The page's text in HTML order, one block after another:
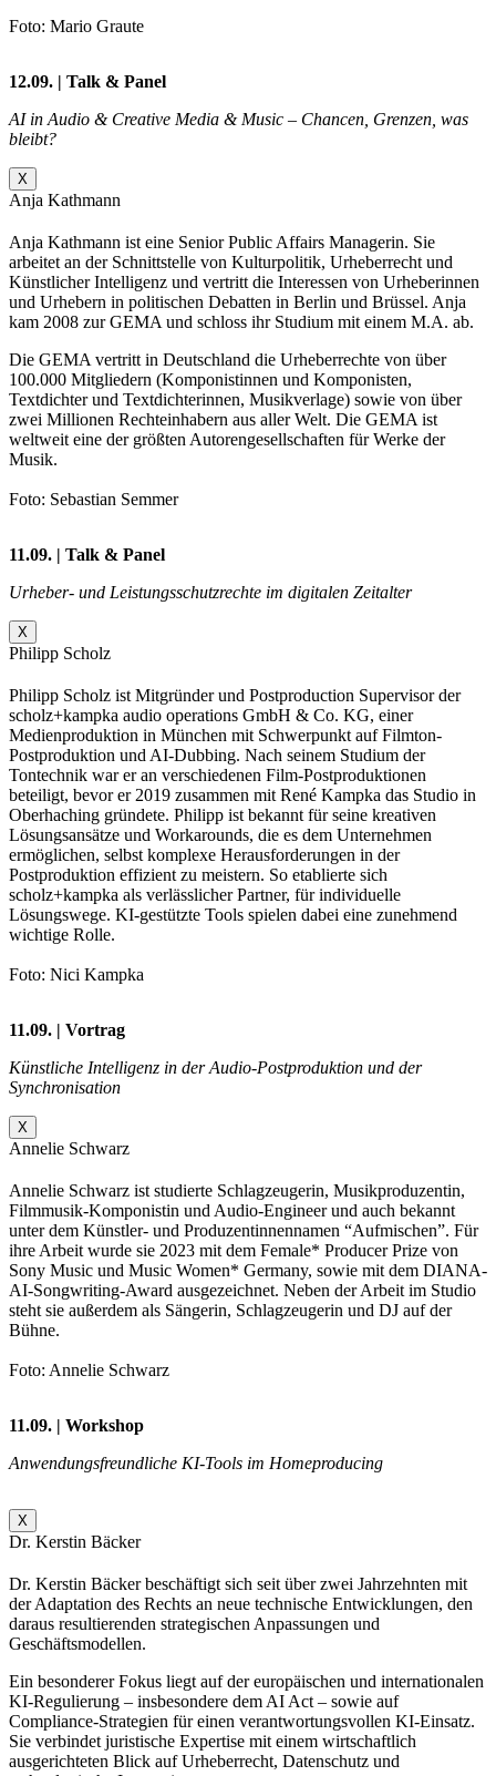
Foto: Mario Graute
12.09. | Talk & Panel
AI in Audio & Creative Media & Music – Chancen, Grenzen, was
bleibt?
X
Anja Kathmann
Anja Kathmann ist eine Senior Public Affairs Managerin. Sie
arbeitet an der Schnittstelle von Kulturpolitik, Urheberrecht und
Künstlicher Intelligenz und vertritt die Interessen von Urheberinnen
und Urhebern in politischen Debatten in Berlin und Brüssel. Anja
kam 2008 zur GEMA und schloss ihr Studium mit einem M.A. ab.
Die GEMA vertritt in Deutschland die Urheberrechte von über
100.000 Mitgliedern (Komponistinnen und Komponisten,
Textdichter und Textdichterinnen, Musikverlage) sowie von über
zwei Millionen Rechteinhabern aus aller Welt. Die GEMA ist
weltweit eine der größten Autorengesellschaften für Werke der
Musik.
Foto: Sebastian Semmer
11.09. | Talk & Panel
Urheber- und Leistungsschutzrechte im digitalen Zeitalter
X
Philipp Scholz
Philipp Scholz ist Mitgründer und Postproduction Supervisor der
scholz+kampka audio operations GmbH & Co. KG, einer
Medienproduktion in München mit Schwerpunkt auf Filmton-
Postproduktion und AI-Dubbing. Nach seinem Studium der
Tontechnik war er an verschiedenen Film-Postproduktionen
beteiligt, bevor er 2019 zusammen mit René Kampka das Studio in
Oberhaching gründete. Philipp ist bekannt für seine kreativen
Lösungsansätze und Workarounds, die es dem Unternehmen
ermöglichen, selbst komplexe Herausforderungen in der
Postproduktion effizient zu meistern. So etablierte sich
scholz+kampka als verlässlicher Partner, für individuelle
Lösungswege. KI-gestützte Tools spielen dabei eine zunehmend
wichtige Rolle.
Foto: Nici Kampka
11.09. | Vortrag
Künstliche Intelligenz in der Audio-Postproduktion und der
Synchronisation
X
Annelie Schwarz
Annelie Schwarz ist studierte Schlagzeugerin, Musikproduzentin,
Filmmusik-Komponistin und Audio-Engineer und auch bekannt
unter dem Künstler- und Produzentinnennamen “Aufmischen”. Für
ihre Arbeit wurde sie 2023 mit dem Female* Producer Prize von
Sony Music und Music Women* Germany, sowie mit dem DIANA-
AI-Songwriting-Award ausgezeichnet. Neben der Arbeit im Studio
steht sie außerdem als Sängerin, Schlagzeugerin und DJ auf der
Bühne.
Foto: Annelie Schwarz
11.09. | Workshop
Anwendungsfreundliche KI-Tools im Homeproducing
X
Dr. Kerstin Bäcker
Dr. Kerstin Bäcker beschäftigt sich seit über zwei Jahrzehnten mit
der Adaptation des Rechts an neue technische Entwicklungen, den
daraus resultierenden strategischen Anpassungen und
Geschäftsmodellen.
Ein besonderer Fokus liegt auf der europäischen und internationalen
KI-Regulierung – insbesondere dem AI Act – sowie auf
Compliance-Strategien für einen verantwortungsvollen KI-Einsatz.
Sie verbindet juristische Expertise mit einem wirtschaftlich
ausgerichteten Blick auf Urheberrecht, Datenschutz und